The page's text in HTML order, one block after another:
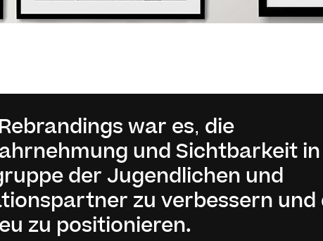
war es, die
und Sichtbarkeit in
der Jugendlichen und
zu verbessern und
zu positionieren.